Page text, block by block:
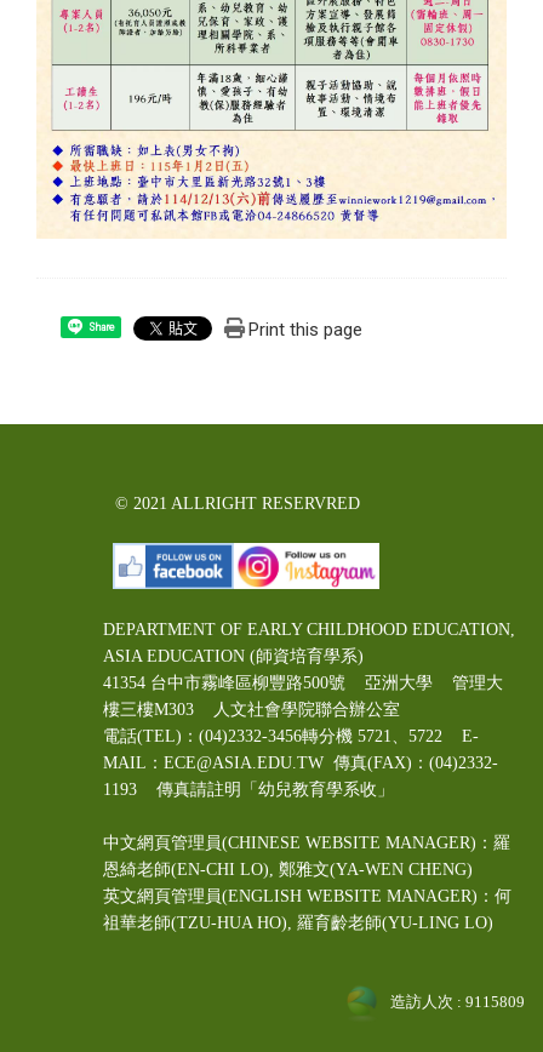
Share Print this page
© 2021 ALLRIGHT RESERVRED
DEPARTMENT OF EARLY CHILDHOOD EDUCATION,
ASIA EDUCATION (師資培育學系)
41354 台中市霧峰區柳豐路500號 亞洲大學 管理大
樓三樓M303 人文社會學院聯合辦公室
電話(TEL)：(04)2332-3456轉分機 5721、5722 E-
MAIL：ECE@ASIA.EDU.TW 傳真(FAX)：(04)2332-
1193 傳真請註明「幼兒教育學系收」
中文網頁管理員(CHINESE WEBSITE MANAGER)：羅
恩綺老師(EN-CHI LO) , 鄭雅文(YA-WEN CHENG)
英文網頁管理員(ENGLISH WEBSITE MANAGER)：何
祖華老師(TZU-HUA HO), 羅育齡老師(YU-LING LO)
造訪人次 : 9115809